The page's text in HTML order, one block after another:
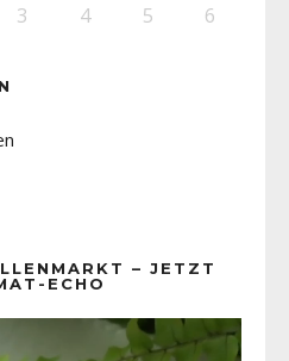
3 4 5 6
– JETZT
ECHO